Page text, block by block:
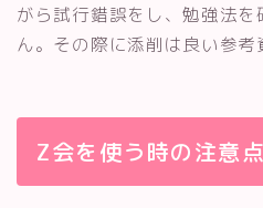
がら試行錯誤をし、勉強法
ん。その際に添削は良い参考
Z会を使う時の注意点